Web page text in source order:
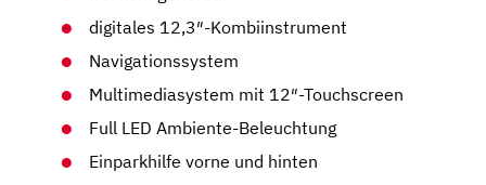
digitales 12,3″-Kombiinstrument
Navigationssystem
Multimediasystem mit 12″-Touchscreen
Full LED Ambiente-Beleuchtung
Einparkhilfe vorne und hinten